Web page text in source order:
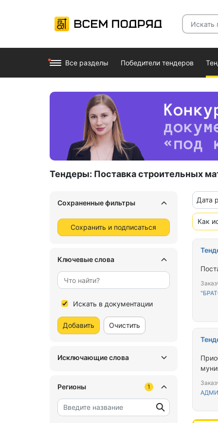
Все разделы Победители тендеров
Тендеры: Поставка строительных
Сохраненные фильтры
Сохранить и подписаться
Ключевые слова
Искать в документации
Добавить Очистить
Исключающие слова
Регионы 1
Дата
Как